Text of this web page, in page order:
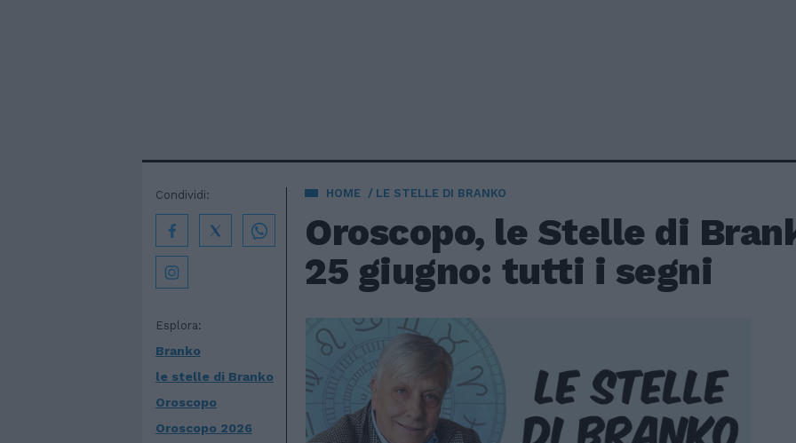
HOME LE STELLE DI BRANKO
Oroscopo, le Stelle di
25 giugno: tutti i segni
Esplora:
Branko
le stelle di Branko
Oroscopo
Oroscopo 2026
Condividi: